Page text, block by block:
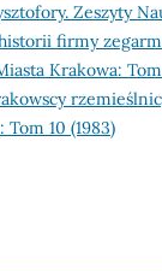
Zeszyty
firmy
Krakowa: Tom
10 (1983)